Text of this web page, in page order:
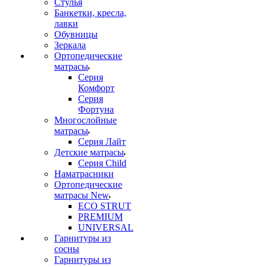
Стулья
Банкетки, кресла,
лавки
Обувницы
Зеркала
Ортопедические
матрасы
Серия
Комфорт
Серия
Фортуна
Многослойные
матрасы
Серия Лайт
Детские матрасы
Серия Child
Наматрасники
Ортопедические
матрасы New
ECO STRUT
PREMIUM
UNIVERSAL
Гарнитуры из
сосны
Гарнитуры из